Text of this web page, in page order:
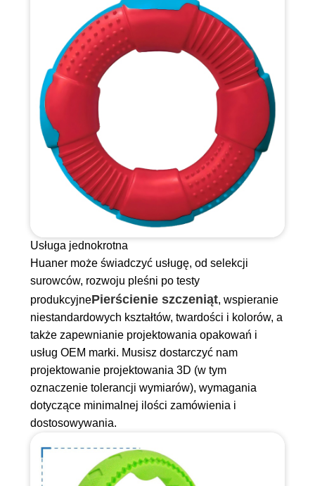
Usługa jednokrotna
Huaner może świadczyć usługę, od selekcji
surowców, rozwoju pleśni po testy
produkcyjnePierścienie szczeniąt, wspieranie
niestandardowych kształtów, twardości i kolorów, a
także zapewnianie projektowania opakowań i
usług OEM marki. Musisz dostarczyć nam
projektowanie projektowania 3D (w tym
oznaczenie tolerancji wymiarów), wymagania
dotyczące minimalnej ilości zamówienia i
dostosowywania.